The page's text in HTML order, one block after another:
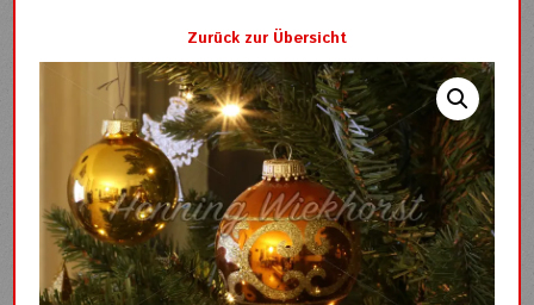
Zurück zur Übersicht